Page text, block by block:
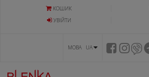
КОШИК
УВIЙТИ
МОВА UA